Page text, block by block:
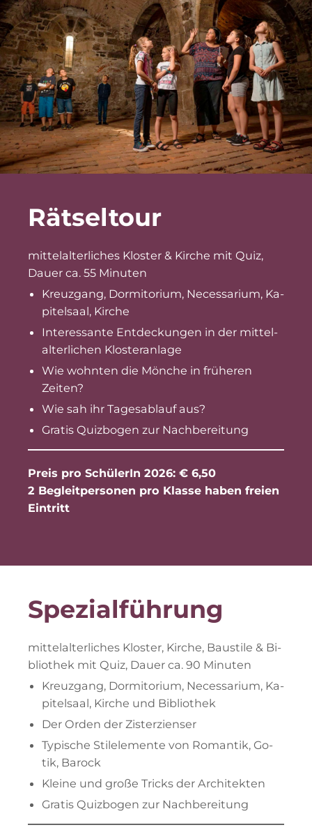
Rät­sel­tour
mit­tel­al­ter­li­ches Klos­ter & Kir­che mit Quiz,
Dau­er ca. 55 Minuten
Kreuz­gang, Dor­mi­t­ori­um, Ne­ces­sa­ri­um, Ka­
pi­tel­saal, Kirche
In­ter­es­san­te Ent­de­ckun­gen in der mit­tel­
al­ter­li­chen Klosteranlage
Wie wohn­ten die Mön­che in frü­he­ren
Zeiten?
Wie sah ihr Ta­ges­ab­lauf aus?
Gra­tis Quiz­bo­gen zur Nachbereitung
Preis pro Schü­le­rIn 2026: € 6,50
2 Be­gleit­per­so­nen pro Klas­se ha­ben frei­en
Eintritt
Spe­zi­al­füh­rung
mit­tel­al­ter­li­ches Klos­ter, Kir­che, Bau­sti­le & Bi­
blio­thek mit Quiz, Dau­er ca. 90 Minuten
Kreuz­gang, Dor­mi­t­ori­um, Ne­ces­sa­ri­um, Ka­
pi­tel­saal, Kir­che und Bibliothek
Der Or­den der Zisterzienser
Ty­pi­sche Stil­ele­men­te von Ro­man­tik, Go­
tik, Barock
Klei­ne und gro­ße Tricks der Architekten
Gra­tis Quiz­bo­gen zur Nachbereitung